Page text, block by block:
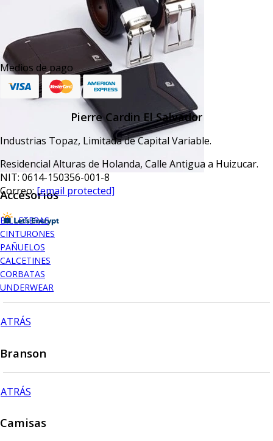
Accesorios
BILLETERAS
CINTURONES
PAÑUELOS
CALCETINES
CORBATAS
UNDERWEAR
ATRÁS
Branson
ATRÁS
Camisas
Medios de pago
Pierre Cardin El Salvador
Industrias Topaz, Limitada de Capital Variable.
Residencial Alturas de Holanda, Calle Antigua a Huizucar.
NIT: 0614-150356-001-8
Correo:[email protected]